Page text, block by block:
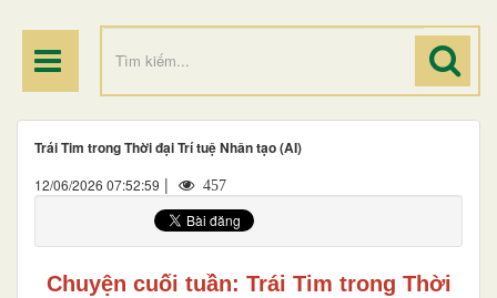
Trái Tim trong Thời đại Trí tuệ Nhân tạo (AI)
12/06/2026 07:52:59 | 457
Chuyện cuối tuần: Trái Tim trong Thời